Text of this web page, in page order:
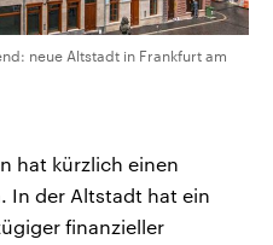
neue Altstadt in Frankfurt am
hat kürzlich einen
In der Altstadt hat ein
finanzieller